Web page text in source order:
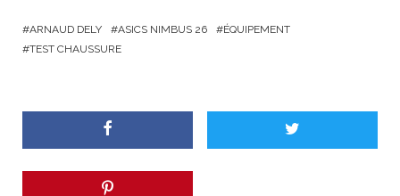
ARNAUD DELY ASICS NIMBUS 26
ÉQUIPEMENT
TEST CHAUSSURE